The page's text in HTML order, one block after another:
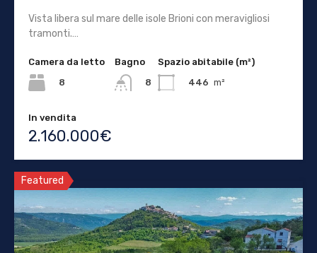
Vista libera sul mare delle isole Brioni con meravigliosi
tramonti.…
Camera da letto
8
Bagno
8
Spazio abitabile (m²)
446 m²
In vendita
2.160.000€
Featured